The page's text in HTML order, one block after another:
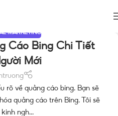
MARKETING
Cáo Bing Chi Tiết
Mới
rõ về quảng cáo bing. Bạn sẽ
quảng cáo trên Bing. Tôi sẽ
ngh...